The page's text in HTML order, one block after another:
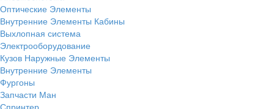
Оптические Элементы
Внутренние Элементы Кабины
Выхлопная система
Электрооборудование
Кузов Наружные Элементы
Внутренние Элементы
Фургоны
Запчасти Ман
Спринтер